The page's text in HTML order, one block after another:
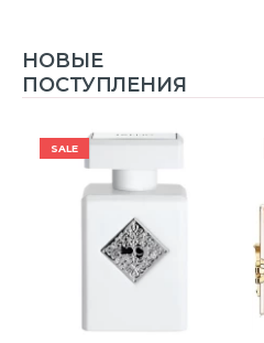
НОВЫЕ
ПОСТУПЛЕНИЯ
SALE